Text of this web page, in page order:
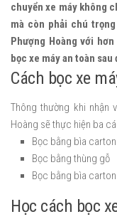
chuyển xe máy không
mà còn phải chú
Phượng Hoàng với
bọc xe máy an toàn sau
Cách bọc xe
Thông thường khi nhận
Hoàng sẽ thực hiện ba
Bọc bằng bìa carton
Bọc bằng thùng gỗ
Bọc bằng bìa
Học cách bọc